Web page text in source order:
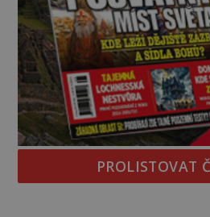
PROLISTOVAT